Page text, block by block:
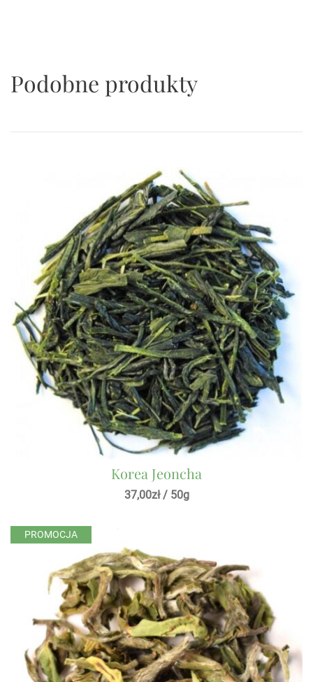
Podobne produkty
Korea Jeoncha
37,00zł/ 50g
PROMOCJA